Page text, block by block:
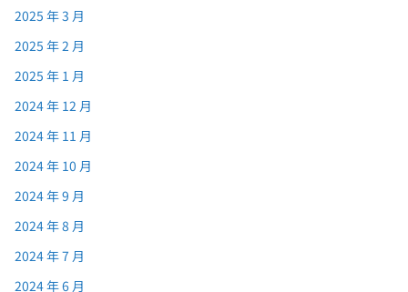
2025 年 3 月
2025 年 2 月
2025 年 1 月
2024 年 12 月
2024 年 11 月
2024 年 10 月
2024 年 9 月
2024 年 8 月
2024 年 7 月
2024 年 6 月